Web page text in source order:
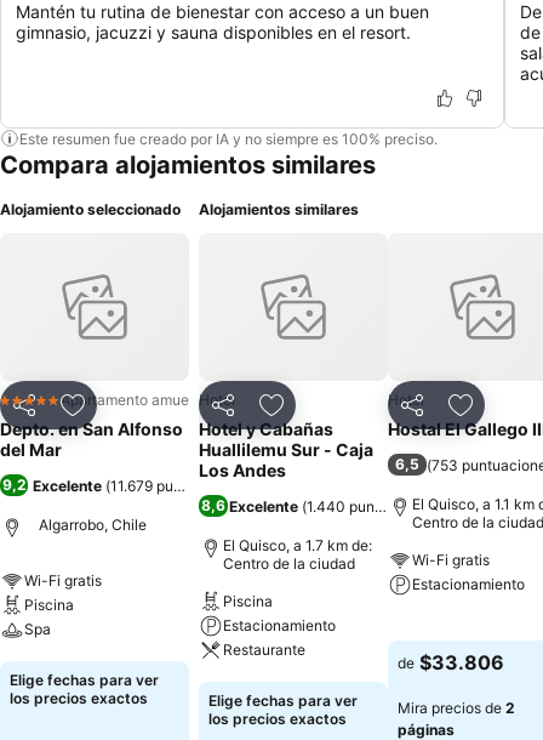
Mantén tu rutina de bienestar con acceso a un buen
gimnasio, jacuzzi y sauna disponibles en el resort.
Este resumen fue creado por IA y no siempre es 100% preciso.
Compara alojamientos similares
Alojamiento seleccionado
CompartirAgregar a favoritos
5 EstrellasApartamento amueblado
Depto. en San Alfonso
del Mar
9,2 Excelente (11.679 puntuaciones
Algarrobo, Chile
Wi-Fi gratis
Piscina
Spa
Ver precios
Elige fechas para ver
los precios exactos
Alojamientos similares
CompartirAgregar a favoritos
Hotel
Hotel y Cabañas
Huallilemu Sur - Caja
Los Andes
8,6 Excelente (1.440 puntuaciones)
El Quisco, a 1.7 km de:
Centro de la ciudad
Piscina
Estacionamiento
Restaurante
Ver precios
Elige fechas para ver
los precios exactos
CompartirAgregar
Hotel
Hostal El Gallego
6,5 (753
El Quisco, a 1.1 km
Centro de la ciudad
Wi-Fi gratis
Estacionamiento
de $33.806
Mira precios de 2
páginas